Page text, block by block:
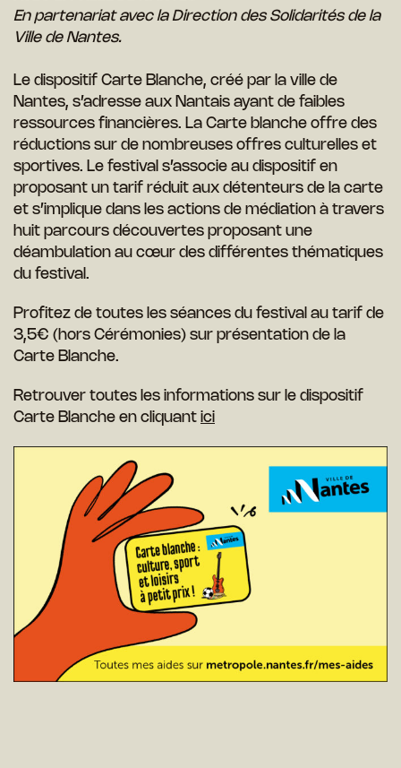
En partenariat avec la Direction des Solidarités de la
Ville de Nantes.
Le dispositif Carte Blanche, créé par la ville de
Nantes, s’adresse aux Nantais ayant de faibles
ressources financières. La Carte blanche offre des
réductions sur de nombreuses offres culturelles et
sportives. Le festival s’associe au dispositif en
proposant un tarif réduit aux détenteurs de la carte
et s’implique dans les actions de médiation à travers
huit parcours découvertes proposant une
déambulation au cœur des différentes thématiques
du festival.
Profitez de toutes les séances du festival au tarif de
3,5€ (hors Cérémonies) sur présentation de la
Carte Blanche.
Retrouver toutes les informations sur le dispositif
Carte Blanche en cliquant ici